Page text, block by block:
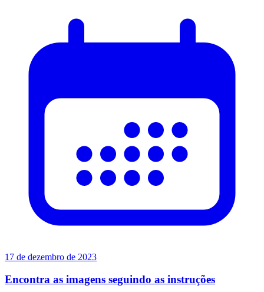
17 de dezembro de 2023
Encontra as imagens seguindo as instruções